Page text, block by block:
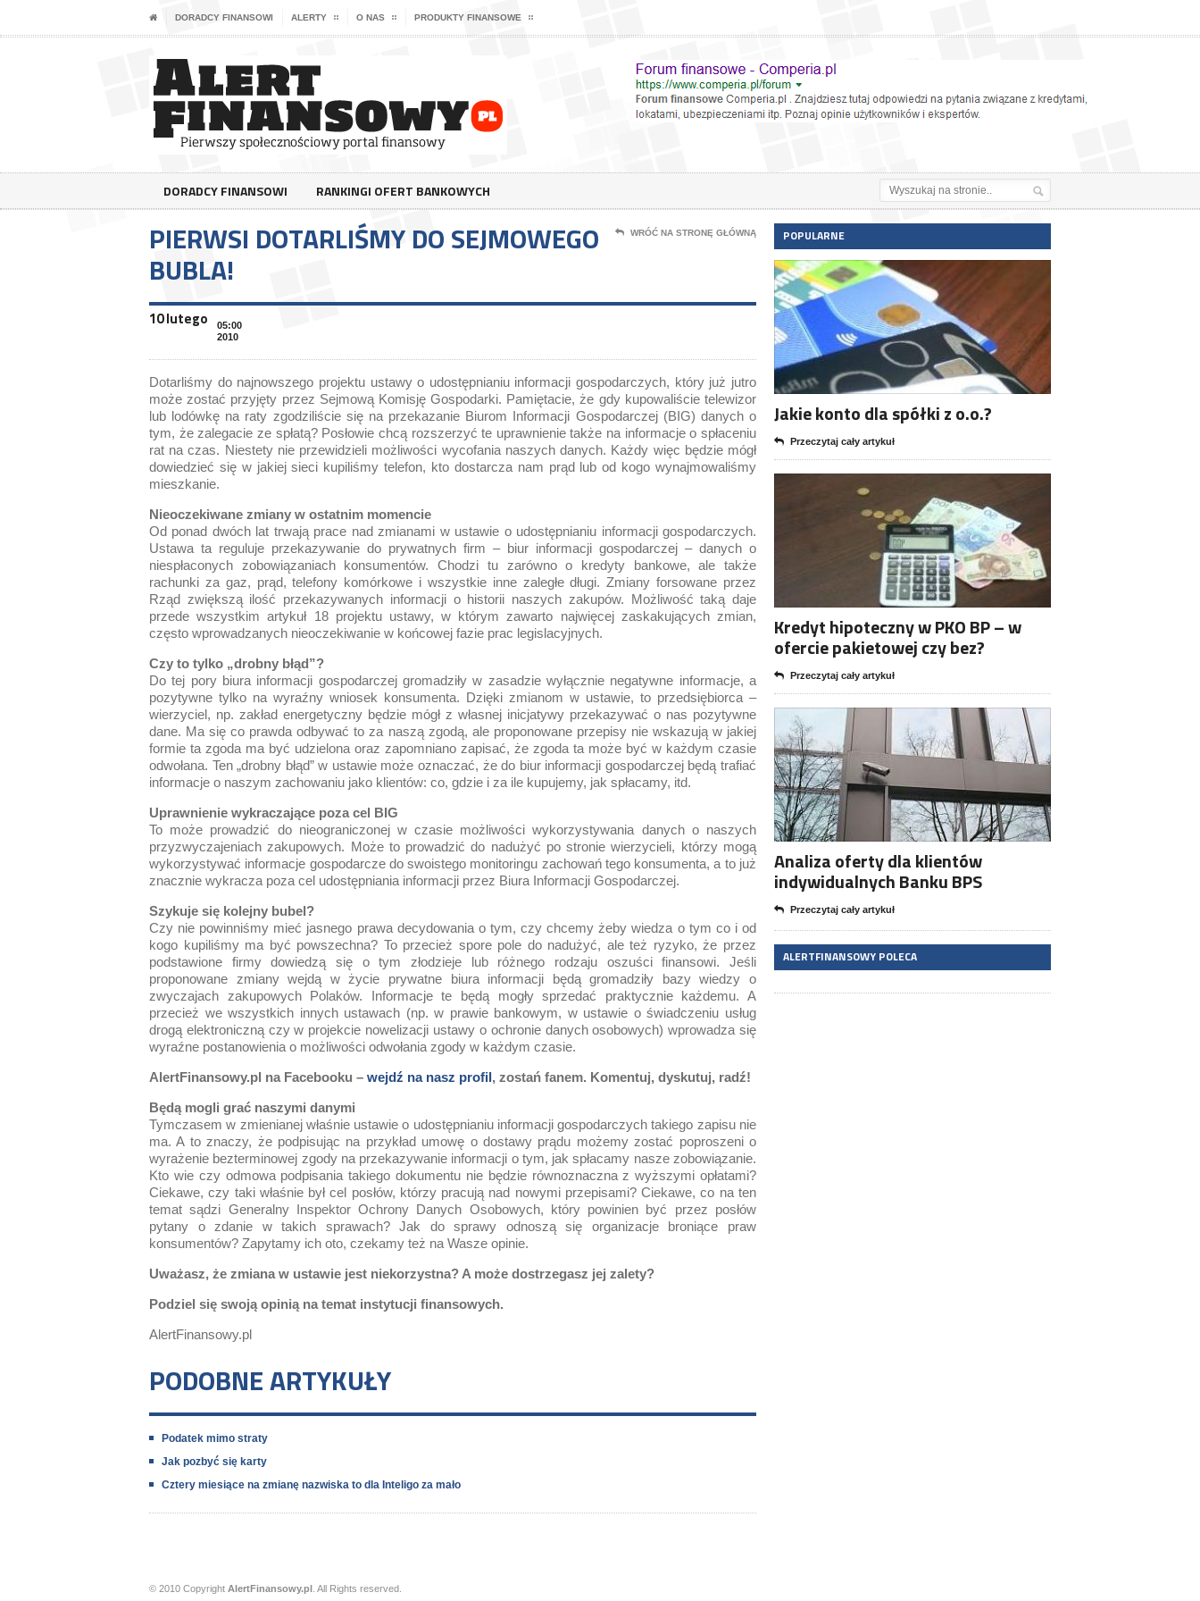
DORADCY FINANSOWI ALERTY O NAS PRODUKTY FINANSOWE
DORADCY FINANSOWI RANKINGI OFERT BANKOWYCH
PIERWSI DOTARLIŚMY DO SEJMOWEGO
BUBLA!
WRÓĆ NA STRONĘ GŁÓWNĄ
10 lutego
05:00
2010
Dotarliśmy do najnowszego projektu ustawy o udostępnianiu informacji gospodarczych, który już jutro
może zostać przyjęty przez Sejmową Komisję Gospodarki. Pamiętacie, że gdy kupowaliście telewizor
lub lodówkę na raty zgodziliście się na przekazanie Biurom Informacji Gospodarczej (BIG) danych o
tym, że zalegacie ze spłatą? Posłowie chcą rozszerzyć te uprawnienie także na informacje o spłaceniu
rat na czas. Niestety nie przewidzieli możliwości wycofania naszych danych. Każdy więc będzie mógł
dowiedzieć się w jakiej sieci kupiliśmy telefon, kto dostarcza nam prąd lub od kogo wynajmowaliśmy
mieszkanie.
Nieoczekiwane zmiany w ostatnim momencie
Od ponad dwóch lat trwają prace nad zmianami w ustawie o udostępnianiu informacji gospodarczych.
Ustawa ta reguluje przekazywanie do prywatnych firm – biur informacji gospodarczej – danych o
niespłaconych zobowiązaniach konsumentów. Chodzi tu zarówno o kredyty bankowe, ale także
rachunki za gaz, prąd, telefony komórkowe i wszystkie inne zaległe długi. Zmiany forsowane przez
Rząd zwiększą ilość przekazywanych informacji o historii naszych zakupów. Możliwość taką daje
przede wszystkim artykuł 18 projektu ustawy, w którym zawarto najwięcej zaskakujących zmian,
często wprowadzanych nieoczekiwanie w końcowej fazie prac legislacyjnych.
Czy to tylko „drobny błąd”?
Do tej pory biura informacji gospodarczej gromadziły w zasadzie wyłącznie negatywne informacje, a
pozytywne tylko na wyraźny wniosek konsumenta. Dzięki zmianom w ustawie, to przedsiębiorca –
wierzyciel, np. zakład energetyczny będzie mógł z własnej inicjatywy przekazywać o nas pozytywne
dane. Ma się co prawda odbywać to za naszą zgodą, ale proponowane przepisy nie wskazują w jakiej
formie ta zgoda ma być udzielona oraz zapomniano zapisać, że zgoda ta może być w każdym czasie
odwołana. Ten „drobny błąd” w ustawie może oznaczać, że do biur informacji gospodarczej będą trafiać
informacje o naszym zachowaniu jako klientów: co, gdzie i za ile kupujemy, jak spłacamy, itd.
Uprawnienie wykraczające poza cel BIG
To może prowadzić do nieograniczonej w czasie możliwości wykorzystywania danych o naszych
przyzwyczajeniach zakupowych. Może to prowadzić do nadużyć po stronie wierzycieli, którzy mogą
wykorzystywać informacje gospodarcze do swoistego monitoringu zachowań tego konsumenta, a to już
znacznie wykracza poza cel udostępniania informacji przez Biura Informacji Gospodarczej.
Szykuje się kolejny bubel?
Czy nie powinniśmy mieć jasnego prawa decydowania o tym, czy chcemy żeby wiedza o tym co i od
kogo kupiliśmy ma być powszechna? To przecież spore pole do nadużyć, ale też ryzyko, że przez
podstawione firmy dowiedzą się o tym złodzieje lub różnego rodzaju oszuści finansowi. Jeśli
proponowane zmiany wejdą w życie prywatne biura informacji będą gromadziły bazy wiedzy o
zwyczajach zakupowych Polaków. Informacje te będą mogły sprzedać praktycznie każdemu. A
przecież we wszystkich innych ustawach (np. w prawie bankowym, w ustawie o świadczeniu usług
drogą elektroniczną czy w projekcie nowelizacji ustawy o ochronie danych osobowych) wprowadza się
wyraźne postanowienia o możliwości odwołania zgody w każdym czasie.
AlertFinansowy.pl na Facebooku – wejdź na nasz profil, zostań fanem. Komentuj, dyskutuj, radź!
Będą mogli grać naszymi danymi
Tymczasem w zmienianej właśnie ustawie o udostępnianiu informacji gospodarczych takiego zapisu nie
ma. A to znaczy, że podpisując na przykład umowę o dostawy prądu możemy zostać poproszeni o
wyrażenie bezterminowej zgody na przekazywanie informacji o tym, jak spłacamy nasze zobowiązanie.
Kto wie czy odmowa podpisania takiego dokumentu nie będzie równoznaczna z wyższymi opłatami?
Ciekawe, czy taki właśnie był cel posłów, którzy pracują nad nowymi przepisami? Ciekawe, co na ten
temat sądzi Generalny Inspektor Ochrony Danych Osobowych, który powinien być przez posłów
pytany o zdanie w takich sprawach? Jak do sprawy odnoszą się organizacje broniące praw
konsumentów? Zapytamy ich oto, czekamy też na Wasze opinie.
Uważasz, że zmiana w ustawie jest niekorzystna? A może dostrzegasz jej zalety?
Podziel się swoją opinią na temat instytucji finansowych.
AlertFinansowy.pl
PODOBNE ARTYKUŁY
Podatek mimo straty
Jak pozbyć się karty
Cztery miesiące na zmianę nazwiska to dla Inteligo za mało
POPULARNE
Jakie konto dla spółki z o.o.?
Przeczytaj cały artykuł
Kredyt hipoteczny w PKO BP – w
ofercie pakietowej czy bez?
Przeczytaj cały artykuł
Analiza oferty dla klientów
indywidualnych Banku BPS
Przeczytaj cały artykuł
ALERTFINANSOWY POLECA
© 2010 Copyright AlertFinansowy.pl . All Rights reserved.